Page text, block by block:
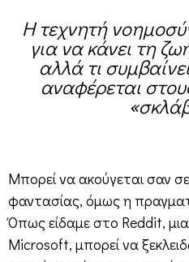
Η τεχνητή
για να κάνει τη
αλλά τι
αναφέρεται
Μπορεί να ακούγεται σαν
φαντασίας, όμως η
Όπως είδαμε στο Reddit,
Microsoft, μπορεί να